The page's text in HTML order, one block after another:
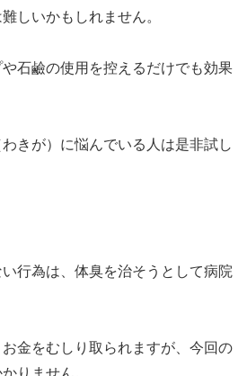
しいかもしれません。
石鹼の使用を控えるだけでも効果
きが）に悩んでいる人は是非試し
行為は、体臭を治そうとして病院
金をむしり取られますが、今回の
りません。